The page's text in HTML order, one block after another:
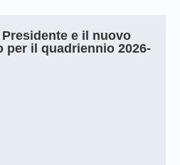
e il nuovo
per il quadriennio 2026-